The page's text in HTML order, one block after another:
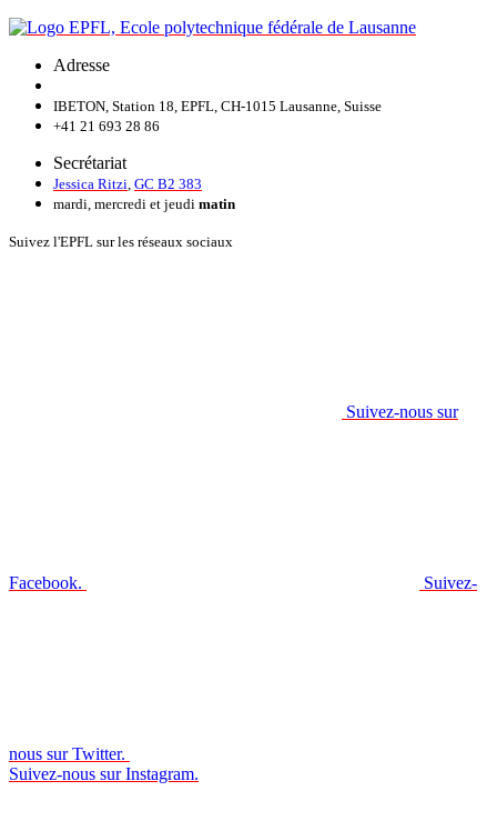
Adresse
IBETON, Station 18, EPFL, CH-1015 Lausanne, Suisse
+41 21 693 28 86
Secrétariat
Jessica Ritzi GC B2 383
mardi, mercredi et jeudi matin
Suivez l'EPFL sur les réseaux sociaux
Suivez-nous sur
Facebook. Suivez-
nous sur Twitter.
Suivez-nous sur Instagram.